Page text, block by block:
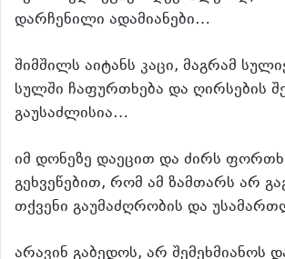
დარჩენილი ადამიანები…
შიმშილს აიტანს კაცი, მაგრამ
სულში ჩაფურთხება და ღირსების
გაუსაძლისია…
იმ დონეზე დაეცით და ძირს
გეხვეწებით, რომ ამ ზამთარს არ
თქვენი გაუმაძღრობის და
არავინ გაბედოს, არ შემეხმიანოს